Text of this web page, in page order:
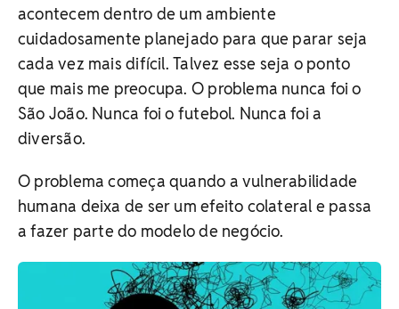
acontecem dentro de um ambiente
cuidadosamente planejado para que parar seja
cada vez mais difícil. Talvez esse seja o ponto
que mais me preocupa. O problema nunca foi o
São João. Nunca foi o futebol. Nunca foi a
diversão.
O problema começa quando a vulnerabilidade
humana deixa de ser um efeito colateral e passa
a fazer parte do modelo de negócio.